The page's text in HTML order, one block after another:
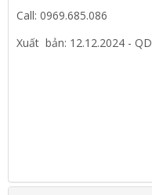
Call: 0969.685.086
Xuất bản: 12.12.2024 - QD